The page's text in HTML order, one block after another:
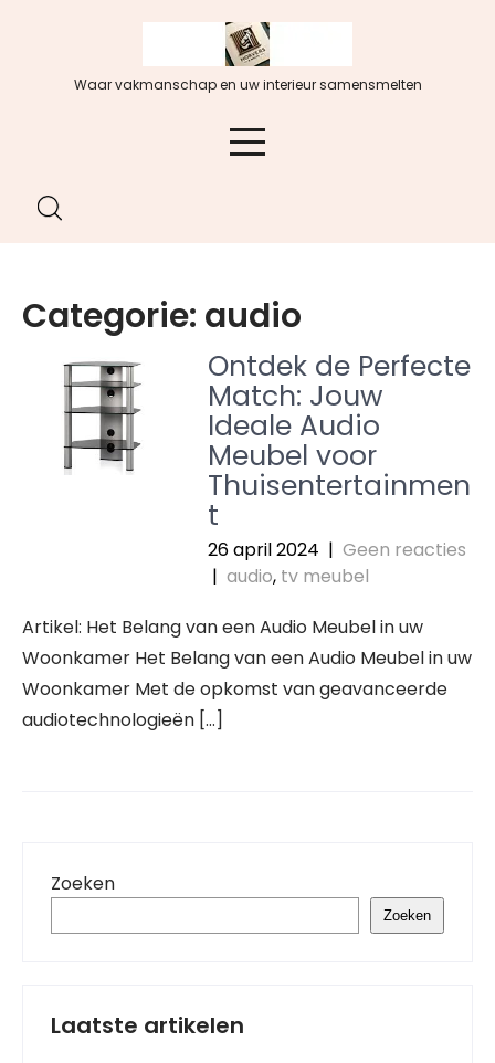
Waar vakmanschap en uw interieur samensmelten
Categorie: audio
Ontdek de Perfecte
Match: Jouw
Ideale Audio
Meubel voor
Thuisentertainmen
t
26 april 2024 | Geen reacties
| audio, tv meubel
Artikel: Het Belang van een Audio Meubel in uw
Woonkamer Het Belang van een Audio Meubel in uw
Woonkamer Met de opkomst van geavanceerde
audiotechnologieën […]
Zoeken
Zoeken
Laatste artikelen